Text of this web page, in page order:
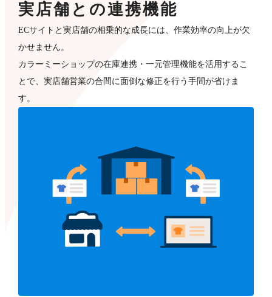
実店舗との連携機能
ECサイトと実店舗の相乗的な成長には、作業効率の向上が欠
かせません。
カラーミーショップの在庫連携・一元管理機能を活用するこ
とで、実店舗営業の合間に面倒な修正を行う手間が省けま
す。